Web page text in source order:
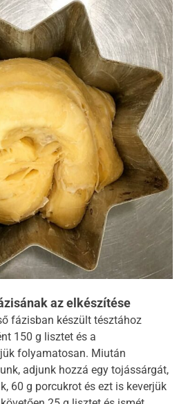
az elkészítése
fázisban készült tésztához
150 g lisztet és a
folyamatosan. Miután
adjunk hozzá egy tojássárgát,
60 g porcukrot és ezt is keverjük